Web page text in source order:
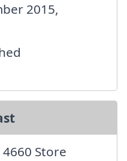
2015,
Store